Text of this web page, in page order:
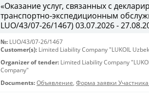
«Оказание услуг, связанных с
транспортно-экспедиционным
LUO/43/07-26/1467) 03.07.2026 -
№: LUO/43/07-26/1467
Customer(s): Limited Liability Company "LUKOIL
Organizer of tender: Limited Liability Company
Company"
Documents: Объявление, Форма заявки Участника